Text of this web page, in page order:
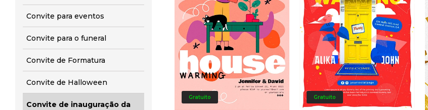
Convite para eventos
Convite para o funeral
Convite de Formatura
Convite de Halloween
Convite de inauguração da
Gratuito Gratuito